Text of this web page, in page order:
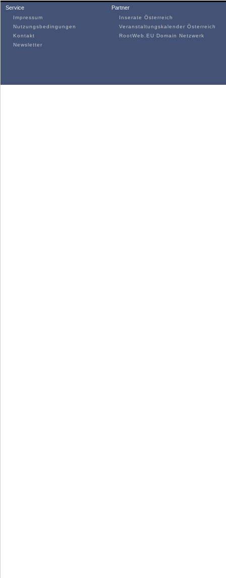
Service
Impressum
Nutzungsbedingungen
Kontakt
Newsletter
Partner
Inserate Österreich
Veranstaltungskalender Österreich
RootWeb.EU Domain Netzwerk